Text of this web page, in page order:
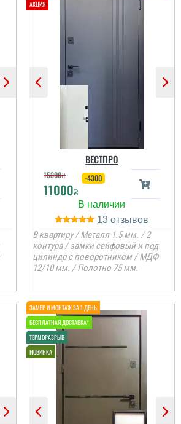
ВЕСТПРО
15300₴
11000₴
-4300
13
В квартиру / Металл 1.5 мм. / 2
контура / замки сейфовый и под
цилиндр с поворотником / МДФ
12/10 мм. / Полотно 75 мм.